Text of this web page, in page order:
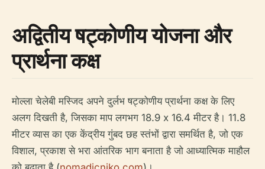
अद्वितीय षट्कोणीय योजना और
प्रार्थना कक्ष
मोल्ला चेलेबी मस्जिद अपने दुर्लभ षट्कोणीय प्रार्थना कक्ष के लिए
अलग दिखती है, जिसका माप लगभग 18.9 x 16.4 मीटर है। 11.8
मीटर व्यास का एक केंद्रीय गुंबद छह स्तंभों द्वारा समर्थित है, जो एक
विशाल, प्रकाश से भरा आंतरिक भाग बनाता है जो आध्यात्मिक माहौल